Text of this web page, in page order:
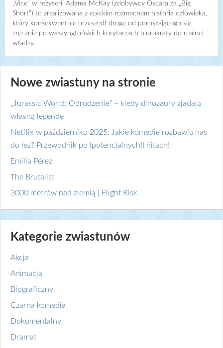
„Vice” w reżyserii Adama McKay (zdobywcy Oscara za „Big
Short”) to zrealizowana z epickim rozmachem historia człowieka,
który konsekwentnie przeszedł drogę od poruszającego się
zręcznie po waszyngtońskich korytarzach biurokraty do realnej
władzy.
Nowe zwiastuny na stronie
„Jurassic World: Odrodzenie” – kiedy dinozaury zjadają
własną legendę
Netflix w październiku 2025: Jakie komedie rozbawią nas
do łez? Przewodnik po (potencjalnych!) hitach!
Emilia Pérez
The Brutalist
3000 metrów nad ziemią | Flight Risk
Kategorie zwiastunów
Akcja
Animacja
Biograficzny
Czarna komedia
Dokumentalny
Dramat